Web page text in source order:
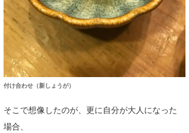
付け合わせ（新しょうが）
そこで想像したのが、更に自分が大人になった
場合、